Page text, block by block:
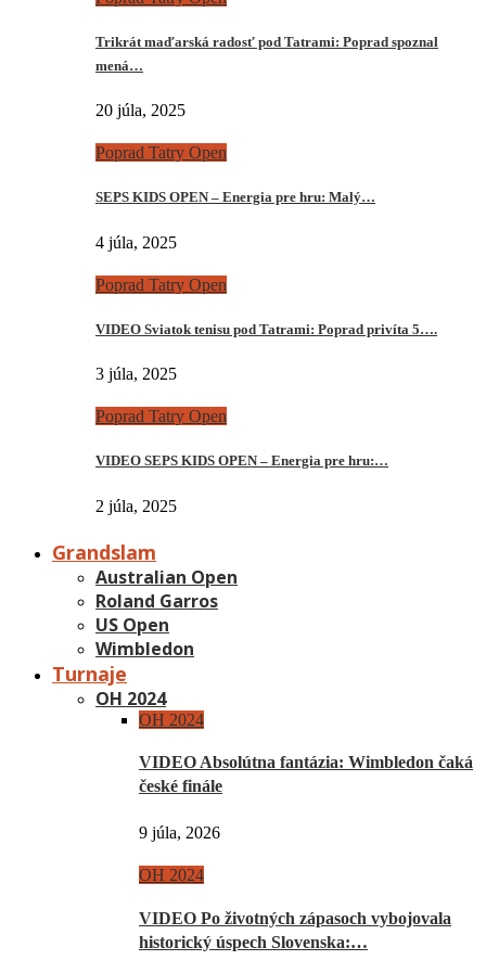
Trikrát maďarská radosť pod Tatrami: Poprad spoznal
mená…
20 júla, 2025
Poprad Tatry Open
SEPS KIDS OPEN – Energia pre hru: Malý…
4 júla, 2025
Poprad Tatry Open
VIDEO Sviatok tenisu pod Tatrami: Poprad privíta 5….
3 júla, 2025
Poprad Tatry Open
VIDEO SEPS KIDS OPEN – Energia pre hru:…
2 júla, 2025
Grandslam
Australian Open
Roland Garros
US Open
Wimbledon
Turnaje
OH 2024
OH 2024
VIDEO Absolútna fantázia: Wimbledon čaká
české finále
9 júla, 2026
OH 2024
VIDEO Po životných zápasoch vybojovala
historický úspech Slovenska:…